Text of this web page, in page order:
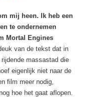
mij heen. Ik heb een
te ondernemen
Mortal Engines
van de tekst dat in
massastad die
eigenlijk niet naar de
film meer nodig,
hoe het gaat aflopen.